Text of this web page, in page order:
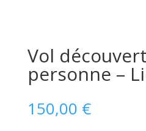
Vol
personne –
150,00 €